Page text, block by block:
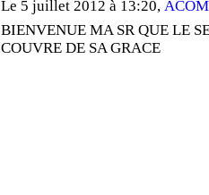
Le 5 juillet 2012 à 13:20,
BIENVENUE MA SR QUE LE
COUVRE DE SA GRACE